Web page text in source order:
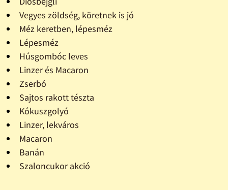
Vegyes zöldség, köretnek is jó
Méz keretben, lépesméz
Lépesméz
Húsgombóc leves
Linzer és Macaron
Zserbó
Sajtos rakott tészta
Kókuszgolyó
Linzer, lekváros
Macaron
Banán
Szaloncukor akció